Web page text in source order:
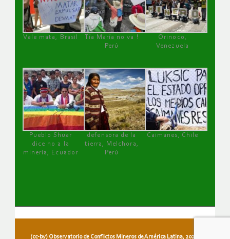
Vale mata, Brasil
Tía María no va !
Perú
Orinoco,
Venezuela
Pueblo Shuar
dice no a la
minería, Ecuador
defensora de la
tierra, Melchora,
Perú
Caimanes, Chile
(cc-by) Observatorio de Conflictos Mineros de América Latina, 2026